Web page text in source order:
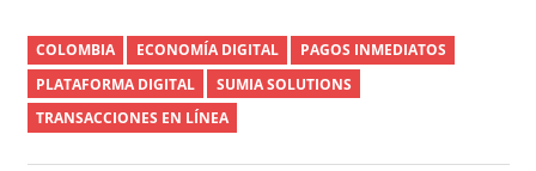
COLOMBIA ECONOMÍA DIGITAL
PAGOS INMEDIATOS
PLATAFORMA DIGITAL
SUMIA SOLUTIONS
TRANSACCIONES EN LÍNEA